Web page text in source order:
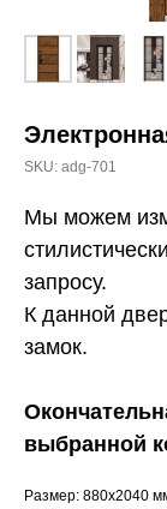
SKU: adg-701
Мы можем
запросу.
К данной
замок.
выбранной
Размер: 880х2040